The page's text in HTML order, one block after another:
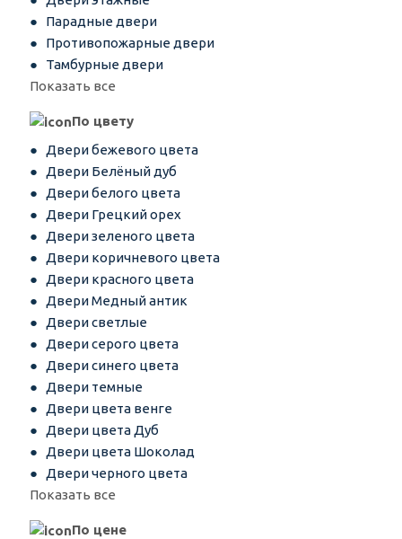
Парадные двери
Противопожарные двери
Тамбурные двери
Показать все
По цвету
Двери бежевого цвета
Двери Белёный дуб
Двери белого цвета
Двери Грецкий орех
Двери зеленого цвета
Двери коричневого цвета
Двери красного цвета
Двери Медный антик
Двери светлые
Двери серого цвета
Двери синего цвета
Двери темные
Двери цвета венге
Двери цвета Дуб
Двери цвета Шоколад
Двери черного цвета
Показать все
По цене